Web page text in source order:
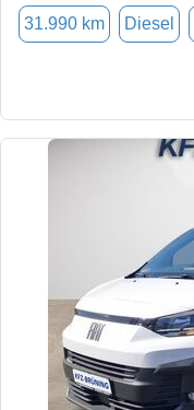
31.990 km Diesel